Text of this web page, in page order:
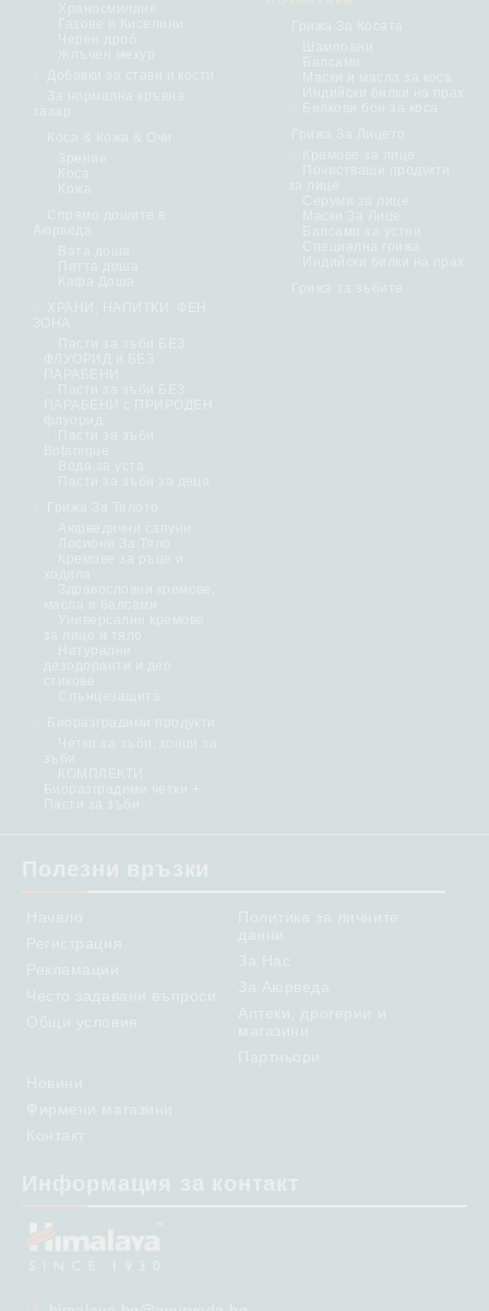
Храносмилане
Газове и Киселини
Черен дроб
Жлъчен мехур
Добавки за стави и кости
За нормална кръвна
захар
Коса & Кожа & Очи
Зрение
Коса
Кожа
Спрямо дошите в
Аюрведа
Вата доша
Питта доша
Кафа Доша
ХРАНИ, НАПИТКИ, ФЕН
ЗОНА
Грижа За Косата
Шампоани
Балсами
Маски и масла за коса
Индийски билки на прах
Билкови бои за коса
Грижа За Лицето
Кремове за лице
Почистващи продукти
за лице
Серуми за лице
Маски За Лице
Балсами за устни
Специална грижа
Индийски билки на прах
Грижа за зъбите
Пасти за зъби БЕЗ
ФЛУОРИД и БЕЗ
ПАРАБЕНИ
Пасти за зъби БЕЗ
ПАРАБЕНИ с ПРИРОДЕН
флуорид
Пасти за зъби
Botanique
Вода за уста
Пасти за зъби за деца
Грижа За Тялото
Аюрведични сапуни
Лосиони За Тяло
Кремове за ръце и
ходила
Здравословни кремове,
масла и балсами
Универсални кремове
за лице и тяло
Натурални
дезодоранти и део
стикове
Слънцезащита
Биоразградими продукти
Четки за зъби, конци за
зъби
КОМПЛЕКТИ
Биоразградими четки +
Пасти за зъби
Полезни връзки
Начало
Регистрация
Рекламации
Често задавани въпроси
Общи условия
Политика за личните
данни
За Нас
За Аюрведа
Аптеки, дрогерии и
магазини
Партньори
Новини
Фирмени магазини
Контакт
Информация за контакт